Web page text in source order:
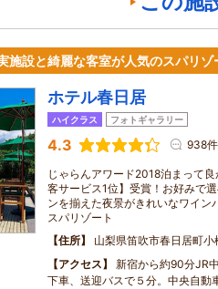
設と綺麗な客室が人気のスパリゾ
ホテル春日居
ハイクラス フォトギャラリー
4.3 938件
じゃらんアワード2018泊まって
客サービス1位】受賞！お好みで
ンを揃えた夜景がきれいなワイン
スパリゾート
住所
山梨県笛吹市春日居町小
アクセス
新宿から約90分JR
下車、送迎バスで５分。中央自動